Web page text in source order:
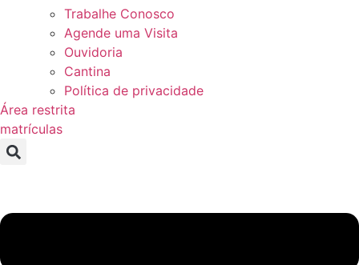
Trabalhe Conosco
Agende uma Visita
Ouvidoria
Cantina
Política de privacidade
Área restrita
matrículas